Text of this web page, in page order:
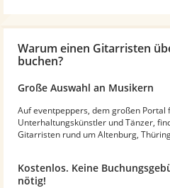
Warum einen Gitarristen
buchen?
Große Auswahl an Musikern
Auf eventpeppers, dem großen Portal
Unterhaltungskünstler und Tänzer,
Gitarristen rund um Altenburg,
Kostenlos. Keine
nötig!